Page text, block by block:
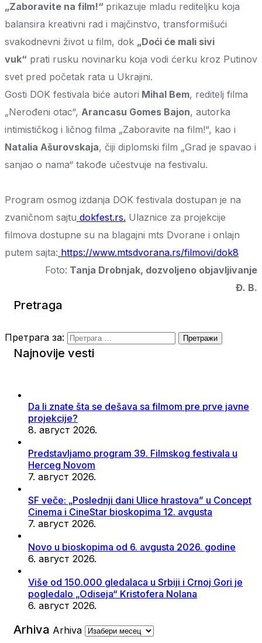
„Zaboravite na film!“ prikazuje mladu rediteljku koja
balansira kreativni rad i majčinstvo, transformišući
svakodnevni život u film, dok „Doći će mali sivi
vuk“ prati rusku novinarku koja vodi ćerku kroz Putinov
svet pred početak rata u Ukrajini.
Gosti DOK festivala biće autori Mihal Bem, reditelj filma
„Nerođeni otac“, Arancasu Gomes Bajon, autorka
intimističkog i ličnog filma „Zaboravite na film!“, kao i
Natalia Ašurovskaja, čiji diplomski film „Grad je spavao i
sanjao o nama“ takođe učestvuje na festivalu.
Program osmog izdanja DOK festivala dostupan je na
zvaničnom sajtu dokfest.rs. Ulaznice za projekcije
filmova dostupne su na blagajni mts Dvorane i onlajn
putem sajta: https://www.mtsdvorana.rs/filmovi/dok8
Foto: Tanja Drobnjak, dozvoljeno objavljivanje
Đ. B.
Pretraga
Претрага за:
Najnovije vesti
Da li znate šta se dešava sa filmom pre prve javne
projekcije?
8. август 2026.
Predstavljamo program 39. Filmskog festivala u
Herceg Novom
7. август 2026.
SF veče: „Poslednji dani Ulice hrastova” u Concept
Cinema i CineStar bioskopima 12. avgusta
7. август 2026.
Novo u bioskopima od 6. avgusta 2026. godine
6. август 2026.
Više od 150.000 gledalaca u Srbiji i Crnoj Gori je
pogledalo „Odiseja“ Kristofera Nolana
6. август 2026.
Arhiva Arhiva